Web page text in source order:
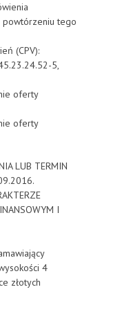
powtórzeniu tego
(CPV):
5,
oferty
oferty
LUB TERMIN
I
4
złotych